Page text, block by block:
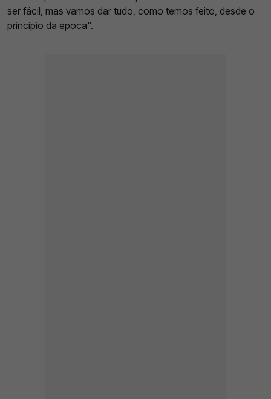
ser fácil, mas vamos dar tudo, como temos feito, desde o
princípio da época".